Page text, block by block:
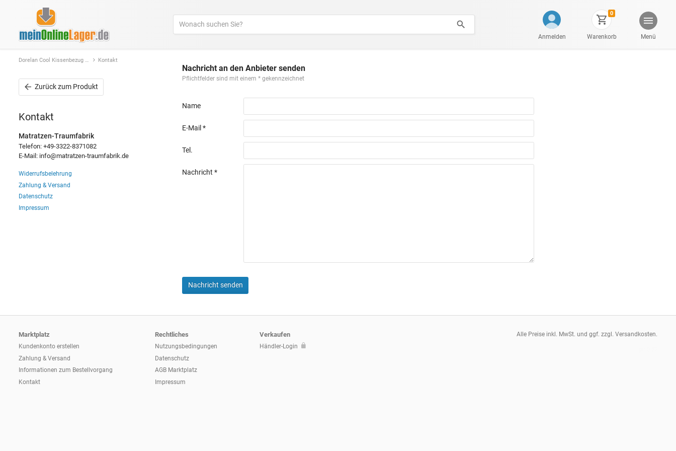
Anmelden
0
Warenkorb Menü
Dorelan Cool Kissenbezug in zwei Größen Kontakt
Zurückzum Produkt
Kontakt
Matratzen-Traumfabrik
Telefon: +49-3322-8371082
E-Mail: info@matratzen-traumfabrik.de
Widerrufsbelehrung
Zahlung & Versand
Datenschutz
Impressum
Nachricht an den Anbieter senden
Pflichtfelder sind mit einem gekennzeichnet
Name
E-Mail
Tel.
Nachricht
Nachricht senden
Marktplatz
Kundenkonto erstellen
Zahlung & Versand
Informationen zum Bestellvorgang
Kontakt
Rechtliches
Nutzungsbedingungen
Datenschutz
AGB Marktplatz
Impressum
Verkaufen
Händler-Login
Alle Preise inkl. MwSt. und ggf. zzgl. Versandkosten.